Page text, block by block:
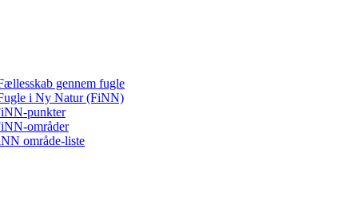
gennem fugle
i Ny Natur (FiNN)
punkter
områder
område-liste